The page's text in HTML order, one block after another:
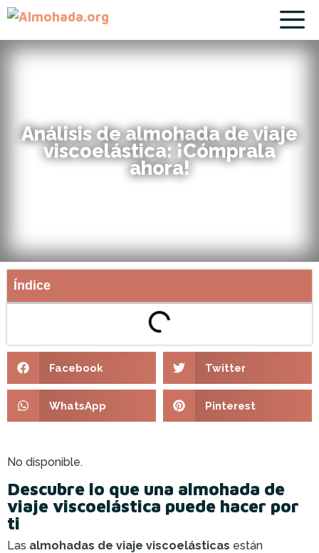
Análisis de almohada de viaje
viscoelástica: ¡Cómprala
ahora!
Índice
Facebook Twitter
WhatsApp Pinterest
No disponible.
Descubre lo que una almohada de
viaje viscoelástica puede hacer por
ti
Las almohadas de viaje viscoelásticas están